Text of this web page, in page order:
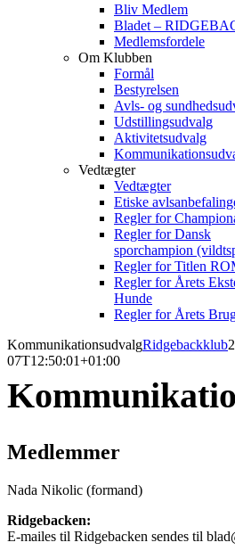
Bliv Medlem
Bladet –
Medlemsfordele
Om Klubben
Formål
Bestyrelsen
Avls- og
Udstillingsudvalg
Aktivitetsudvalg
Vedtægter
Vedtægter
Etiske
Regler for
Regler for Dansk
sporchampion
Regler for Titlen
Regler for Årets
Hunde
Regler for Årets
KommunikationsudvalgRidgebackklub
07T12:50:01+01:00
Medlemmer
Nada Nikolic (formand)
Ridgebacken:
E-mailes til Ridgebacken sendes til